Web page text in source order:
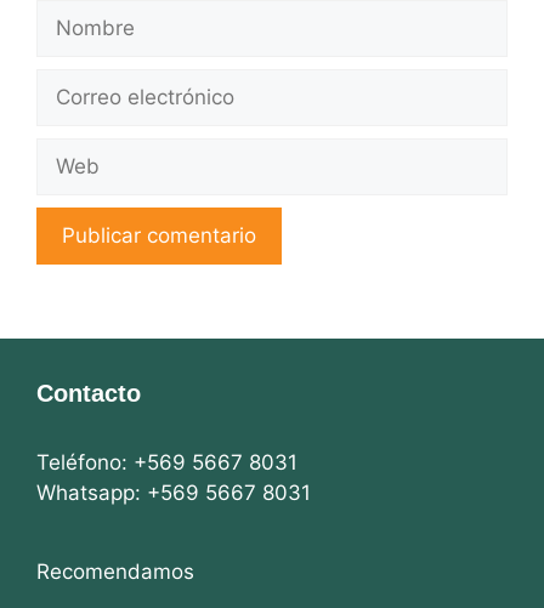
Nombre
Correo
Web
Contacto
Teléfono: +569 5667 8031
Whatsapp: +569 5667 8031
Recomendamos